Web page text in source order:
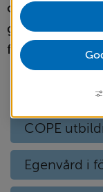
och elev och
goda
Barn- och
COPE
Egenvård i